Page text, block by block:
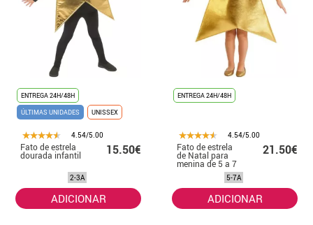
ENTREGA 24H/48H
ÚLTIMAS UNIDADES
UNISSEX
4.54/5.00
Fato de estrela
dourada infantil 15.50€
2-3A
ADICIONAR
ENTREGA 24H/48H
4.54/5.00
Fato de estrela
de Natal para
menina de 5 a 7
21.50€
5-7A
ADICIONAR